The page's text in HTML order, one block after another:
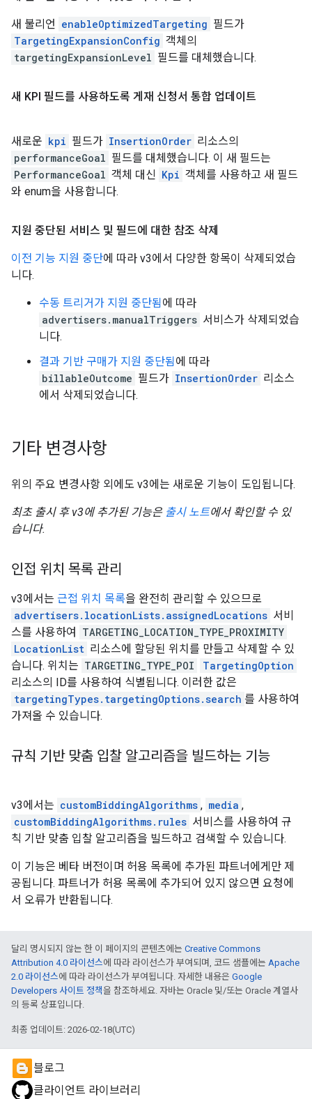
새 불리언 enableOptimizedTargeting 필드가
TargetingExpansionConfig 객체의
targetingExpansionLevel 필드를 대체했습니다.
새 KPI 필드를 사용하도록 게재 신청서 통합 업데이트
새로운 kpi 필드가 InsertionOrder 리소스의
performanceGoal 필드를 대체했습니다. 이 새 필드는
PerformanceGoal 객체 대신 Kpi 객체를 사용하고 새 필드
와 enum을 사용합니다.
지원 중단된 서비스 및 필드에 대한 참조 삭제
이전 기능 지원 중단에 따라 v3에서 다양한 항목이 삭제되었습
니다.
수동 트리거가 지원 중단됨 에 따라
advertisers.manualTriggers 서비스가 삭제되었습
니다.
결과 기반 구매가 지원 중단됨 에 따라
billableOutcome 필드가 InsertionOrder 리소스
에서 삭제되었습니다.
기타 변경사항
위의 주요 변경사항 외에도 v3에는 새로운 기능이 도입됩니다.
최초 출시 후 v3에 추가된 기능은 출시 노트에서 확인할 수 있
습니다.
인접 위치 목록 관리
v3에서는 근접 위치 목록을 완전히 관리할 수 있으므로
advertisers.locationLists.assignedLocations 서비
스를 사용하여
TARGETING_LOCATION_TYPE_PROXIMITY
LocationList 리소스에 할당된 위치를 만들고 삭제할 수 있
습니다. 위치는 TARGETING_TYPE_POI
TargetingOption
리소스의 ID를 사용하여 식별됩니다. 이러한 값은
targetingTypes.targetingOptions.search 를 사용하여
가져올 수 있습니다.
규칙 기반 맞춤 입찰 알고리즘을 빌드하는 기능
v3에서는 customBiddingAlgorithms , media ,
customBiddingAlgorithms.rules 서비스를 사용하여 규
칙 기반 맞춤 입찰 알고리즘을 빌드하고 검색할 수 있습니다.
이 기능은 베타 버전이며 허용 목록에 추가된 파트너에게만 제
공됩니다. 파트너가 허용 목록에 추가되어 있지 않으면 요청에
서 오류가 반환됩니다.
달리 명시되지 않는 한 이 페이지의 콘텐츠에는 Creative Commons
Attribution 4.0 라이선스에 따라 라이선스가 부여되며, 코드 샘플에는 Apache
2.0 라이선스에 따라 라이선스가 부여됩니다. 자세한 내용은 Google
Developers 사이트 정책을 참조하세요. 자바는 Oracle 및/또는 Oracle 계열사
의 등록 상표입니다.
최종 업데이트: 2026-02-18(UTC)
블로그
클라이언트 라이브러리